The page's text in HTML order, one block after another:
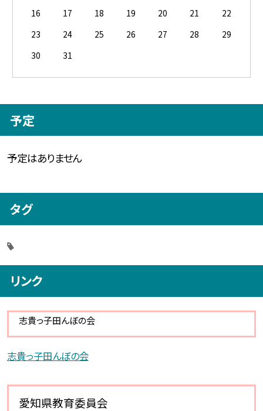
16
17 18 19 20 21
22
23
24 25 26 27 28
29
30
31
予定
予定はありません
タグ
リンク
志貴っ子田んぼの会
志貴っ子田んぼの会
愛知県教育委員会